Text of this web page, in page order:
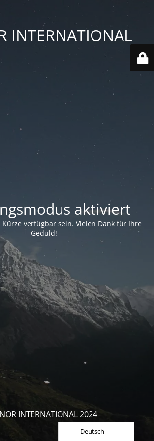
INTERNATIONAL
aktiviert
verfügbar sein. Vielen Dank für Ihre
Geduld!
INTERNATIONAL 2024
Deutsch